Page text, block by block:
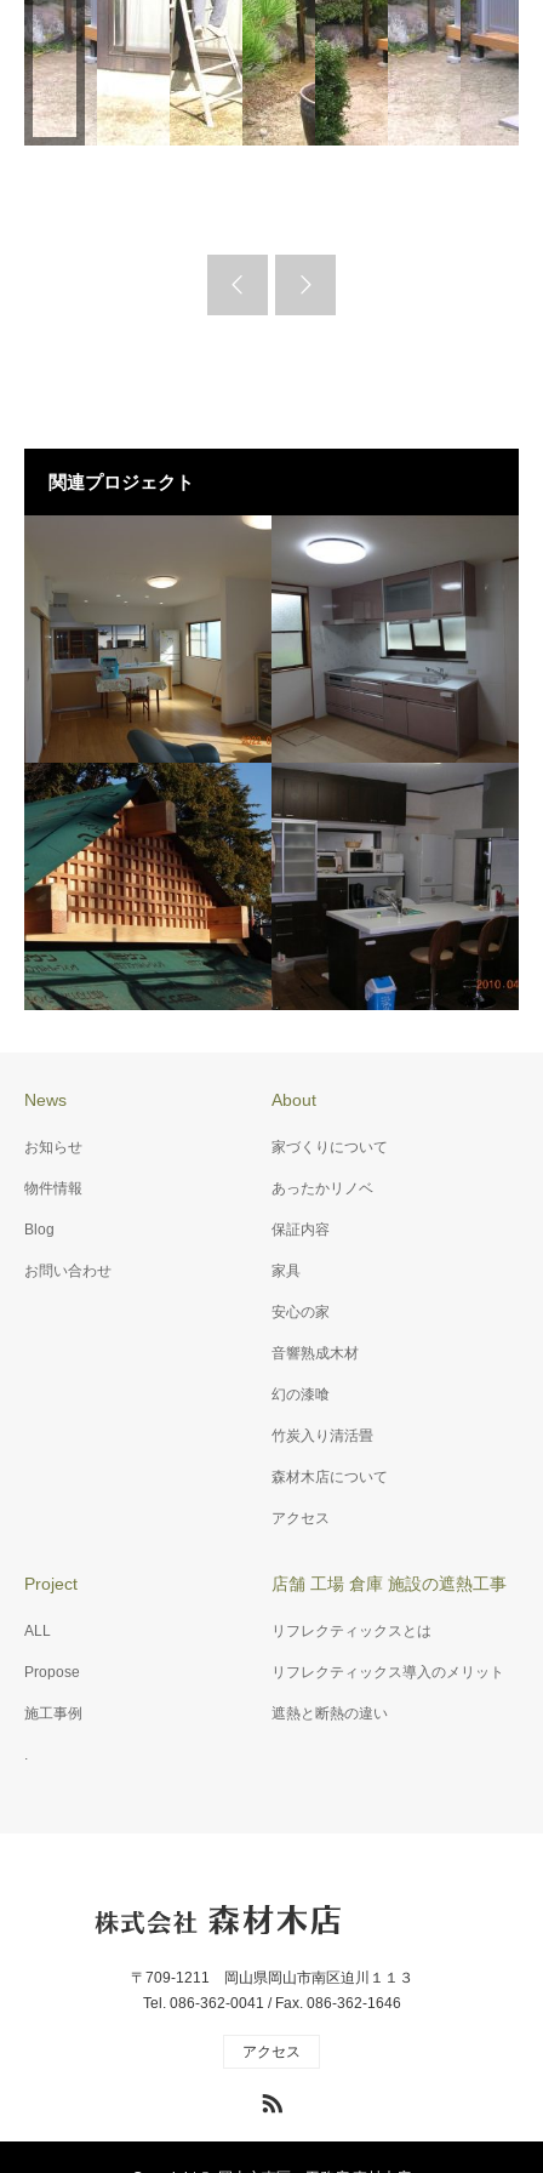
関連プロジェクト
施工例084 O様邸 リフォ
ーム
施工例078 M様邸
工事
バリアフリー工事
News
お知らせ
物件情報
Blog
お問い合わせ
About
家づくりについて
あったかリノベ
保証内容
家具
安心の家
音響熟成木材
幻の漆喰
竹炭入り清活畳
森材木店について
アクセス
Project
ALL
Propose
施工事例
店舗 工場 倉庫 施設の遮熱工事
リフレクティックスとは
リフレクティックス導入のメリット
遮熱と断熱の違い
〒709-1211 岡山県岡山市南区迫川１１３
Tel. 086-362-0041 / Fax. 086-362-1646
アクセス